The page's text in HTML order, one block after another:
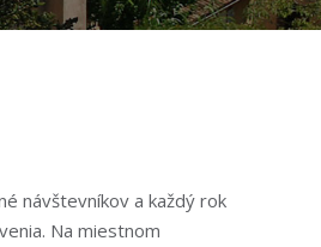
návštevníkov a každý rok
Na miestnom